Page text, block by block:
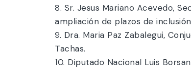
8. Sr. Jesus Mariano Acevedo,
ampliación de plazos de
9. Dra. Maria Paz Zabalegui,
Tachas.
10. Diputado Nacional Luis